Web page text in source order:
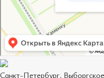
Санкт-Петербург,